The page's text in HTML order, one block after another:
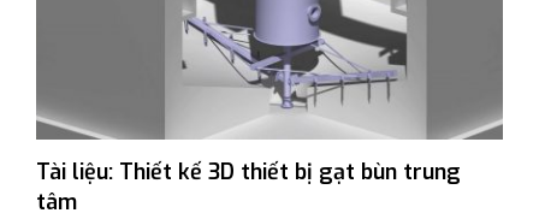
Tài liệu: Thiết kế 3D thiết bị gạt bùn trung
tâm